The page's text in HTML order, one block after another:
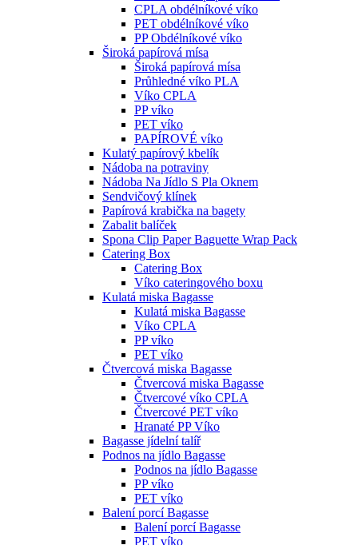
CPLA obdélníkové víko
PET obdélníkové víko
PP Obdélníkové víko
Široká papírová mísa
Široká papírová mísa
Průhledné víko PLA
Víko CPLA
PP víko
PET víko
PAPÍROVÉ víko
Kulatý papírový kbelík
Nádoba na potraviny
Nádoba Na Jídlo S Pla Oknem
Sendvičový klínek
Papírová krabička na bagety
Zabalit balíček
Spona Clip Paper Baguette Wrap Pack
Catering Box
Catering Box
Víko cateringového boxu
Kulatá miska Bagasse
Kulatá miska Bagasse
Víko CPLA
PP víko
PET víko
Čtvercová miska Bagasse
Čtvercová miska Bagasse
Čtvercové víko CPLA
Čtvercové PET víko
Hranaté PP Víko
Bagasse jídelní talíř
Podnos na jídlo Bagasse
Podnos na jídlo Bagasse
PP víko
PET víko
Balení porcí Bagasse
Balení porcí Bagasse
PET víko